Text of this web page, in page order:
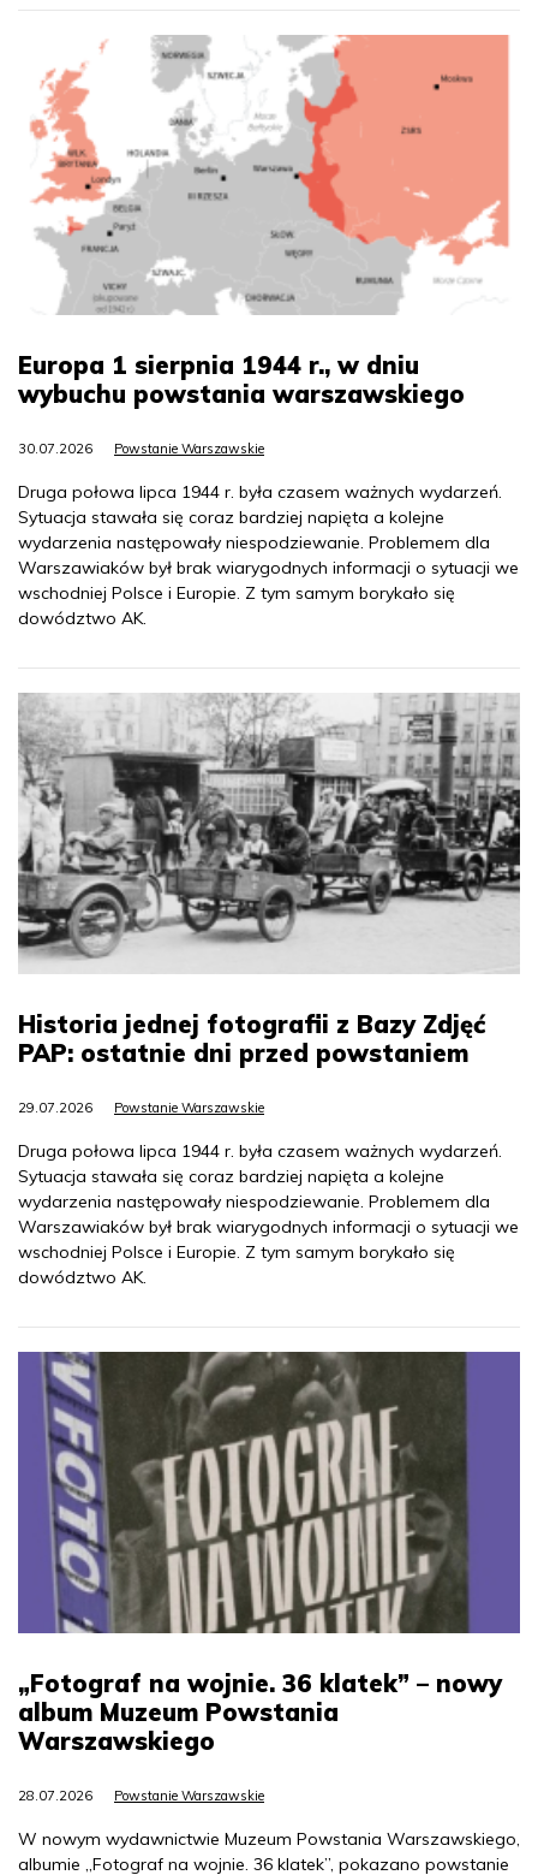
Europa 1 sierpnia 1944 r., w dniu
wybuchu powstania warszawskiego
30.07.2026 Powstanie Warszawskie
Druga połowa lipca 1944 r. była czasem ważnych wydarzeń.
Sytuacja stawała się coraz bardziej napięta a kolejne
wydarzenia następowały niespodziewanie. Problemem dla
Warszawiaków był brak wiarygodnych informacji o sytuacji we
wschodniej Polsce i Europie. Z tym samym borykało się
dowództwo AK.
Historia jednej fotografii z Bazy Zdjęć
PAP: ostatnie dni przed powstaniem
29.07.2026 Powstanie Warszawskie
Druga połowa lipca 1944 r. była czasem ważnych wydarzeń.
Sytuacja stawała się coraz bardziej napięta a kolejne
wydarzenia następowały niespodziewanie. Problemem dla
Warszawiaków był brak wiarygodnych informacji o sytuacji we
wschodniej Polsce i Europie. Z tym samym borykało się
dowództwo AK.
„Fotograf na wojnie. 36 klatek” – nowy
album Muzeum Powstania
Warszawskiego
28.07.2026 Powstanie Warszawskie
W nowym wydawnictwie Muzeum Powstania Warszawskiego,
albumie „Fotograf na wojnie. 36 klatek”, pokazano powstanie